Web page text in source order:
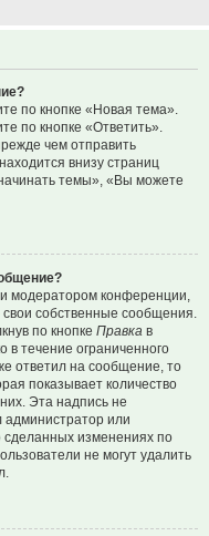
по кнопке «Новая тема».
по кнопке «Ответить».
чем отправить
внизу страниц
темы», «Вы можете
модератором конференции,
собственные сообщения.
по кнопке Правка в
в течение ограниченного
ответил на сообщение, то
показывает количество
Эта надпись не
администратор или
сделанных изменениях по
не могут удалить